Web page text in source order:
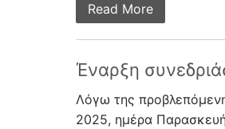
Read More
Έναρξη
Λόγω της
2025, ημέρα